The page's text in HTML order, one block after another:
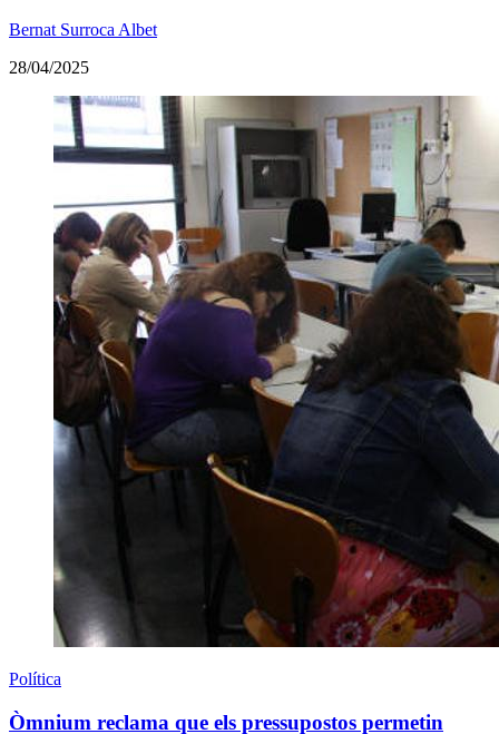
Bernat Surroca Albet
28/04/2025
Política
Òmnium reclama que els pressupostos permetin